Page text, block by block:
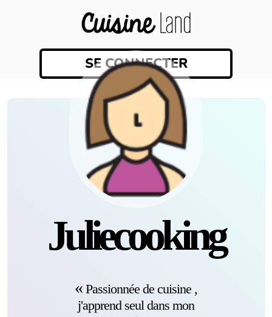
SE CONNECTER
Juliecooking
Passionnée de cuisine ,
j'apprend seul dans mon